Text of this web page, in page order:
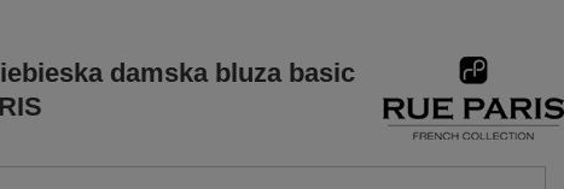
damska bluza basic